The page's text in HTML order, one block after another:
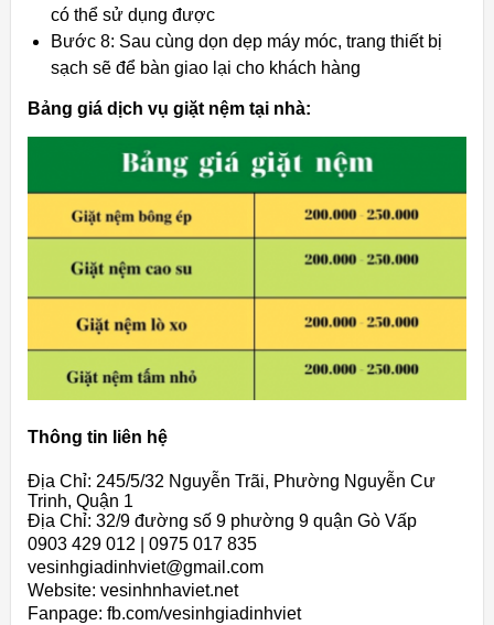
có thể sử dụng được
Bước 8: Sau cùng dọn dẹp máy móc, trang thiết bị
sạch sẽ để bàn giao lại cho khách hàng
Bảng giá dịch vụ giặt nệm tại nhà:
Thông tin liên hệ
Địa Chỉ: 245/5/32 Nguyễn Trãi, Phường Nguyễn Cư
Trinh, Quận 1
Địa Chỉ: 32/9 đường số 9 phường 9 quận Gò Vấp
0903 429 012 | 0975 017 835
vesinhgiadinhviet@gmail.com
Website: vesinhnhaviet.net
Fanpage: fb.com/vesinhgiadinhviet